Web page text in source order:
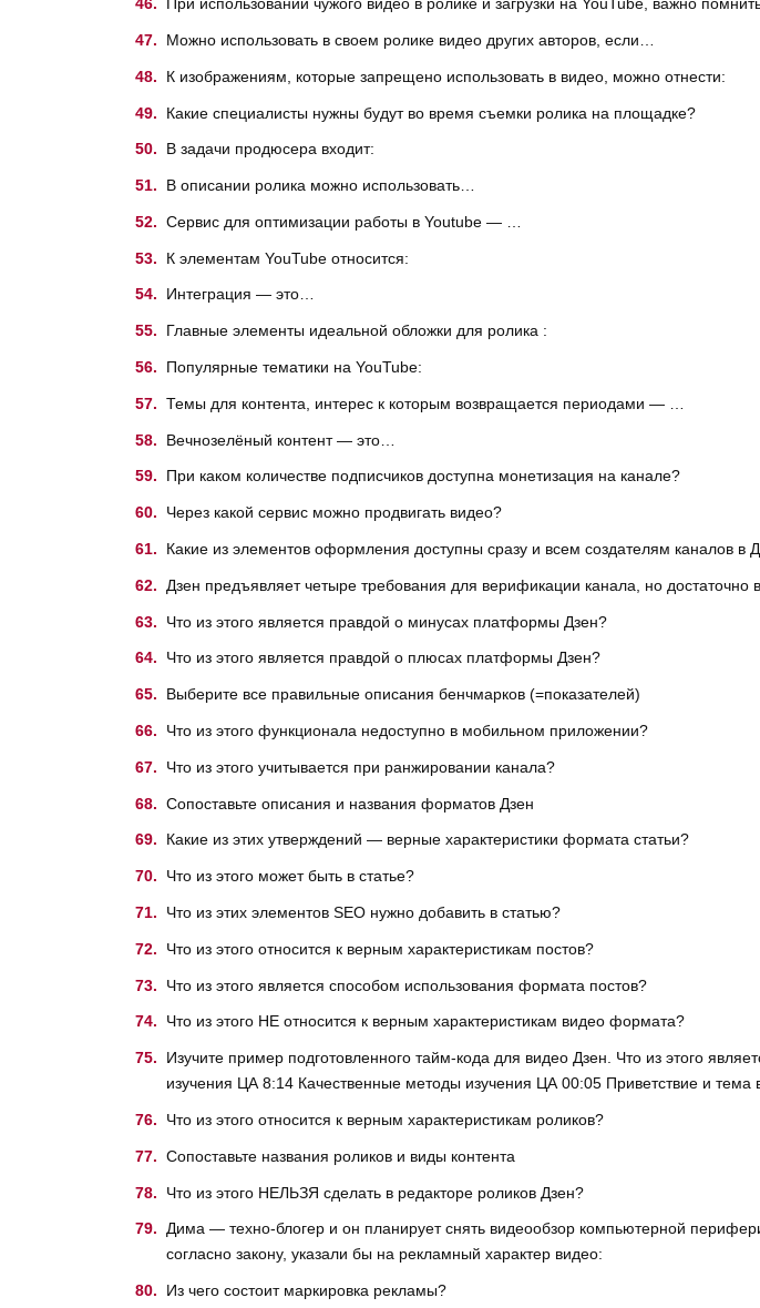
Можно использовать в своем ролике видео других авторов, если…
К изображениям, которые запрещено использовать в видео, можно отнести:
Какие специалисты нужны будут во время съемки ролика на площадке?
В задачи продюсера входит:
В описании ролика можно использовать…
Сервис для оптимизации работы в Youtube — …
К элементам YouTube относится:
Интеграция — это…
Главные элементы идеальной обложки для ролика :
Популярные тематики на YouTube:
Темы для контента, интерес к которым возвращается периодами — …
Вечнозелёный контент — это…
При каком количестве подписчиков доступна монетизация на канале?
Через какой сервис можно продвигать видео?
Какие из элементов оформления доступны сразу и всем создателям каналов в
Дзен предъявляет четыре требования для верификации канала, но достаточно
Что из этого является правдой о минусах платформы Дзен?
Что из этого является правдой о плюсах платформы Дзен?
Выберите все правильные описания бенчмарков (=показателей)
Что из этого функционала недоступно в мобильном приложении?
Что из этого учитывается при ранжировании канала?
Сопоставьте описания и названия форматов Дзен
Какие из этих утверждений — верные характеристики формата статьи?
Что из этого может быть в статье?
Что из этих элементов SEO нужно добавить в статью?
Что из этого относится к верным характеристикам постов?
Что из этого является способом использования формата постов?
Что из этого НЕ относится к верным характеристикам видео формата?
Изучите пример подготовленного тайм-кода для видео Дзен. Что из этого
изучения ЦА 8:14 Качественные методы изучения ЦА 00:05 Приветствие и
Что из этого относится к верным характеристикам роликов?
Сопоставьте названия роликов и виды контента
Что из этого НЕЛЬЗЯ сделать в редакторе роликов Дзен?
Дима — техно-блогер и он планирует снять видеообзор компьютерной
согласно закону, указали бы на рекламный характер видео:
Из чего состоит маркировка рекламы?